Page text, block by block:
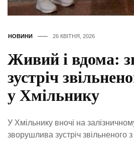
НОВИНИ 26 КВІТНЯ, 2026
Живий і вдома:
зустріч
у Хмільнику
У Хмільнику вночі на
зворушлива зустріч звільненого